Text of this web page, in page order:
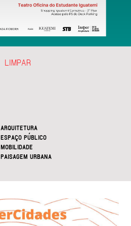
ARQUITETURA
ESPAÇO PÚBLICO
MOBILIDADE
PAISAGEM URBANA
LIMPAR